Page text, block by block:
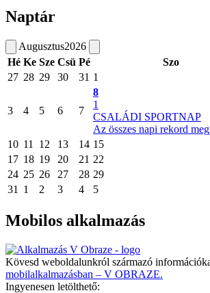
Naptár
Augusztus2026
Hé Ke Sze Csü Pé Szo
27 28 29 30 31 1
3 4 5 6 7
8
1
CSALÁDI SPORTNAP
Az összes napi rekord
10 11 12 13 14 15
17 18 19 20 21 22
24 25 26 27 28 29
31
1 2 3 4 5
Mobilos alkalmazás
Kövesd weboldalunkról származó
mobilalkalmazásban – V OBRAZE.
Ingyenesen letölthető: